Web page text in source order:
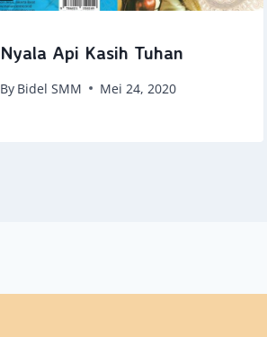
Nyala Api Kasih Tuhan
By Bidel SMM Mei 24, 2020